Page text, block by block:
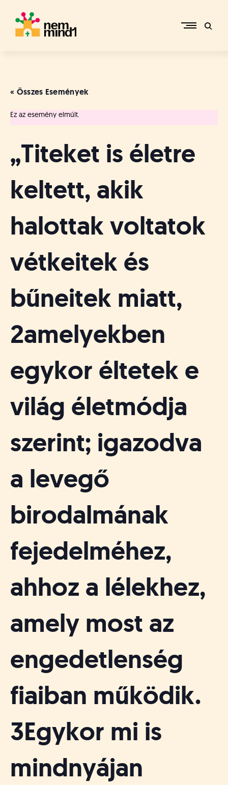
content
p
r
R
f
o
m
á
s
o
e
-
a
p
a
« Összes Események
Ez az esemény elmúlt.
„Titeket is életre
keltett, akik
halottak voltatok
vétkeitek és
bűneitek miatt,
2amelyekben
egykor éltetek e
világ életmódja
szerint; igazodva
a levegő
birodalmának
fejedelméhez,
ahhoz a lélekhez,
amely most az
engedetlenség
fiaiban működik.
3Egykor mi is
mindnyájan